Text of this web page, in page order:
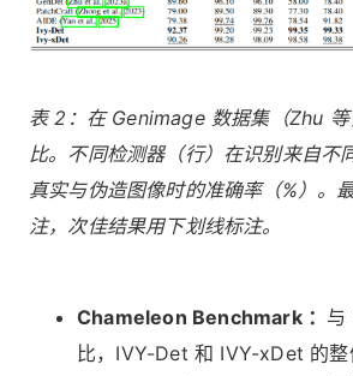
表 2：在 Genimage 数据集（Zhu
比。不同检测器（行）在识别来自不
真实与伪造图像时的准确率（%）。
注，次佳结果用下划线标注。
Chameleon Benchmark ： 与
比，IVY-Det 和 IVY-xDet 的整